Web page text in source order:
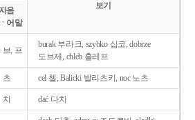
보기
음
어말
브, 프
burak 부라크, szybko 십코, dobrze
도브제, chleb 흘레프
츠 cel 첼, Balicki 발리츠키, noc 노츠
치 dać 다치